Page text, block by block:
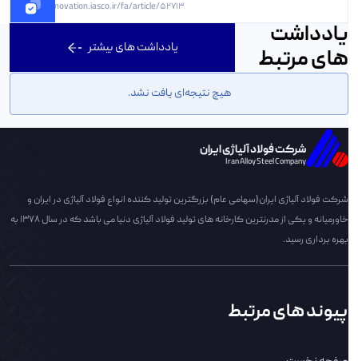
https://innovation.iasco.ir/fa/article/52713
یادداشت
های مرتبط
یادداشت های بیشتر
هیچ نتیجه‌ای یافت نشد.
شرکت فولاد آلیاژی ایران
Iran Alloy Steel Company
شرکت فولاد آلیاژی ایران(سهامی عام) بزرگترین تولید کننده انواع فولاد آلیاژی در ایران و
خاورمیانه و یکی از مدرنترین کارخانه های تولید فولاد آلیاژی دنیا می باشد که در سال 1378 به
بهره برداری رسید.
پیوند های مرتبط